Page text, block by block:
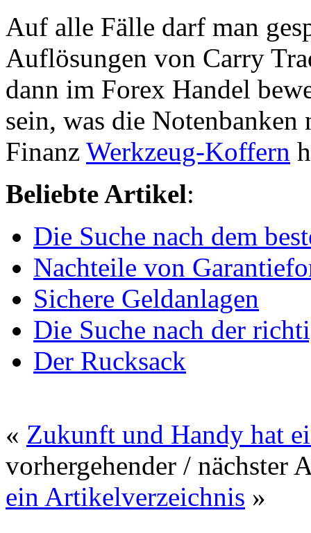
Auf alle Fälle darf man
Auflösungen von Carry
dann im Forex Handel
sein, was die
Finanz Werkzeug-Koffern
Beliebte Artikel:
Die Suche nach dem
Nachteile von
Sichere Geldanlagen
Die Suche nach der
Der Rucksack
« Zukunft und Handy hat
vorhergehender /
ein Artikelverzeichnis »